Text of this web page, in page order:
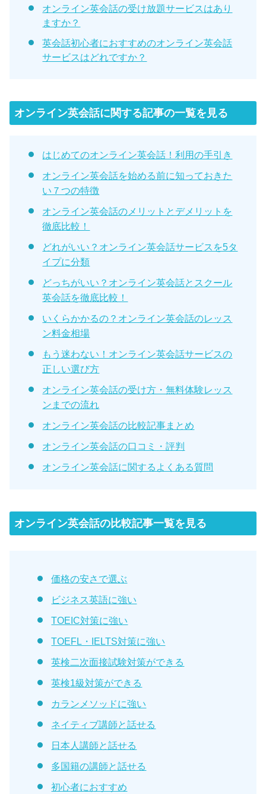
オンライン英会話の受け放題サービスはあり
ますか？
英会話初心者におすすめのオンライン英会話
サービスはどれですか？
オンライン英会話に関する記事の一覧を見る
はじめてのオンライン英会話！利用の手引き
オンライン英会話を始める前に知っておきた
い７つの特徴
オンライン英会話のメリットとデメリットを
徹底比較！
どれがいい？オンライン英会話サービスを5タ
イプに分類
どっちがいい？オンライン英会話とスクール
英会話を徹底比較！
いくらかかるの？オンライン英会話のレッス
ン料金相場
もう迷わない！オンライン英会話サービスの
正しい選び方
オンライン英会話の受け方・無料体験レッス
ンまでの流れ
オンライン英会話の比較記事まとめ
オンライン英会話の口コミ・評判
オンライン英会話に関するよくある質問
オンライン英会話の比較記事一覧を見る
価格の安さで選ぶ
ビジネス英語に強い
TOEIC対策に強い
TOEFL・IELTS対策に強い
英検二次面接試験対策ができる
英検1級対策ができる
カランメソッドに強い
ネイティブ講師と話せる
日本人講師と話せる
多国籍の講師と話せる
初心者におすすめ